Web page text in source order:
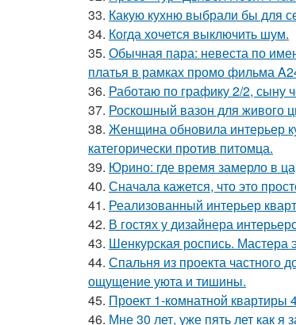
33. Какую кухню выбрали бы для
34. Когда хочется выключить шум.
35. Обычная пара: невеста по
платья в рамках промо фильма
36. Работаю по графику 2/2, сыну
37. Роскошный вазон для живого
38. Женщина обновила интерьер
категорически против питомца.
39. Юрино: где время замерло в
40. Сначала кажется, что это
41. Реализованный интерьер
42. В гостях у дизайнера
43. Шенкурская роспись. Мастера
44. Спальня из проекта частного
ощущение уюта и тишины.
45. Проект 1-комнатной
46. Мне 30 лет, уже пять лет как